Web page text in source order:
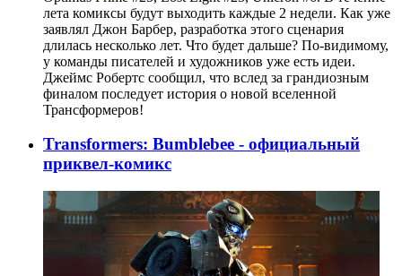
лета комиксы будут выходить каждые 2 недели. Как уже
заявлял Джон Барбер, разработка этого сценария
длилась несколько лет. Что будет дальше? По-видимому,
у команды писателей и художников уже есть идеи.
Джеймс Робертс сообщил, что вслед за грандиозным
финалом последует история о новой вселенной
Трансформеров!
Transformers: Bumblebee - официальный
приквел-комикс